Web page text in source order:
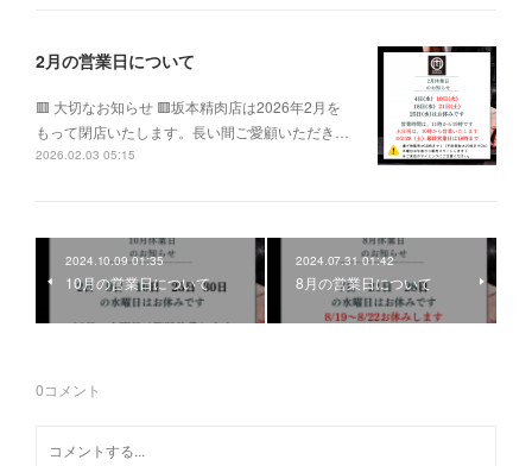
2月の営業日について
🟥 大切なお知らせ 🟥坂本精肉店は2026年2月を
もって閉店いたします。長い間ご愛顧いただき…
2026.02.03 05:15
2024.10.09 01:35
10月の営業日について
2024.07.31 01:42
8月の営業日について
0コメント